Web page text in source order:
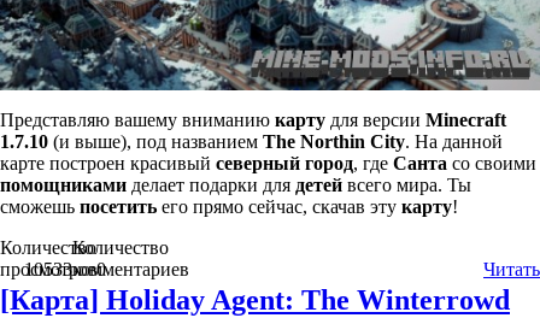
Представляю вашему вниманию карту для версии Minecraft
1.7.10 (и выше), под названием The Northin City. На данной
карте построен красивый северный город, где Санта со своими
помощниками делает подарки для детей всего мира. Ты
сможешь посетить его прямо сейчас, скачав эту карту!
Количество
просмотров
10533
Количество
комментариев
0 Читать
[Карта] Holiday Agent: The Winterrowd